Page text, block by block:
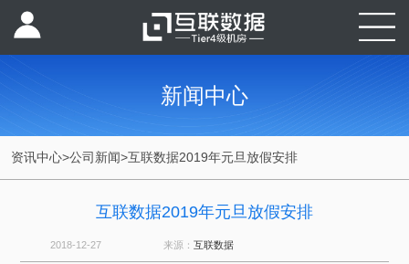
新闻中心
资讯中心>公司新闻>互联数据2019年元旦放假安排
互联数据2019年元旦放假安排
2018-12-27 来源： 互联数据